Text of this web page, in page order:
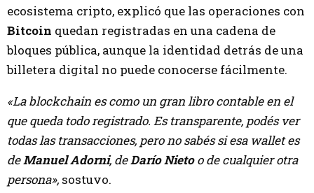
ecosistema cripto, explicó que las operaciones con
Bitcoin quedan registradas en una cadena de
bloques pública, aunque la identidad detrás de una
billetera digital no puede conocerse fácilmente.
«La blockchain es como un gran libro contable en el
que queda todo registrado. Es transparente, podés ver
todas las transacciones, pero no sabés si esa wallet es
deManuel Adorni, deDarío Nietoo de cualquier otra
persona», sostuvo.